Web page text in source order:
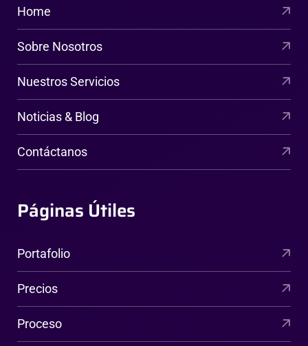
Home
Sobre Nosotros
Nuestros Servicios
Noticias & Blog
Contáctanos
Páginas Útiles
Portafolio
Precios
Proceso